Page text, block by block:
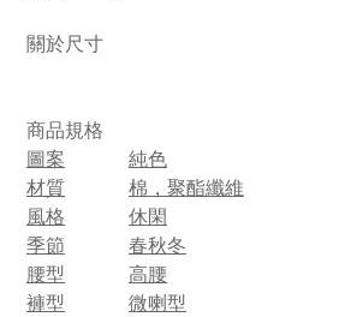
關於尺寸
商品規格
圖案
純色
材質
棉，聚酯纖維
風格
休閑
季節
春秋冬
腰型
高腰
褲型
微喇型